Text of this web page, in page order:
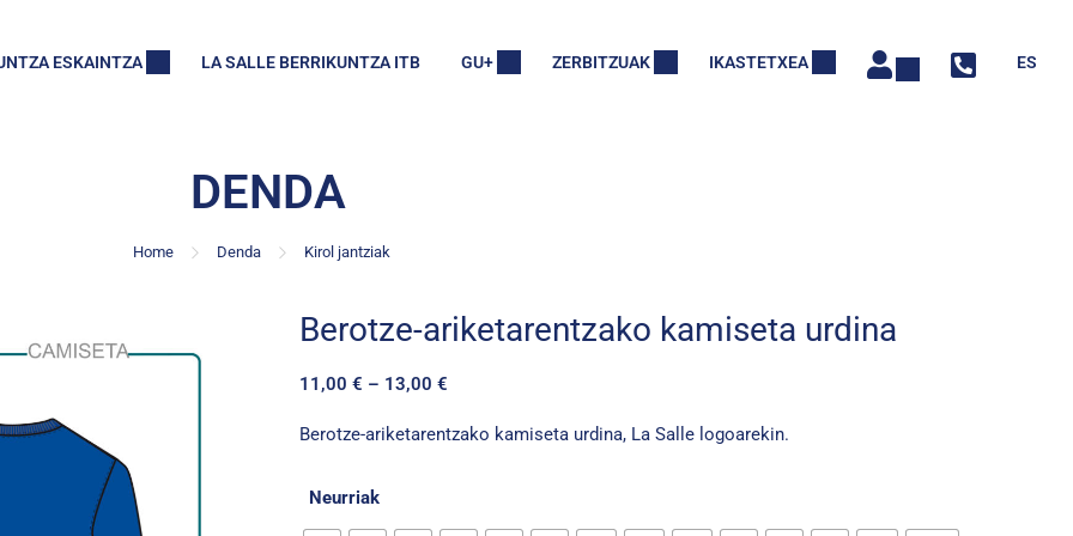
ESKAINTZA LA SALLE BERRIKUNTZA ITB GU+ ZERBITZUAK IKASTETXEA ES
DENDA
Home Denda Kirol jantziak
Berotze-ariketarentzako kamiseta urdina
11,00 € – 13,00 €
Berotze-ariketarentzako kamiseta urdina, La Salle logoarekin.
Neurriak